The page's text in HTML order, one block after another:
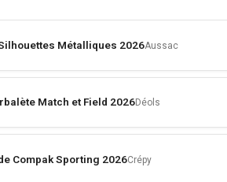
Métalliques 2026Aussac
Match et Field 2026Déols
Compak Sporting 2026Crépy